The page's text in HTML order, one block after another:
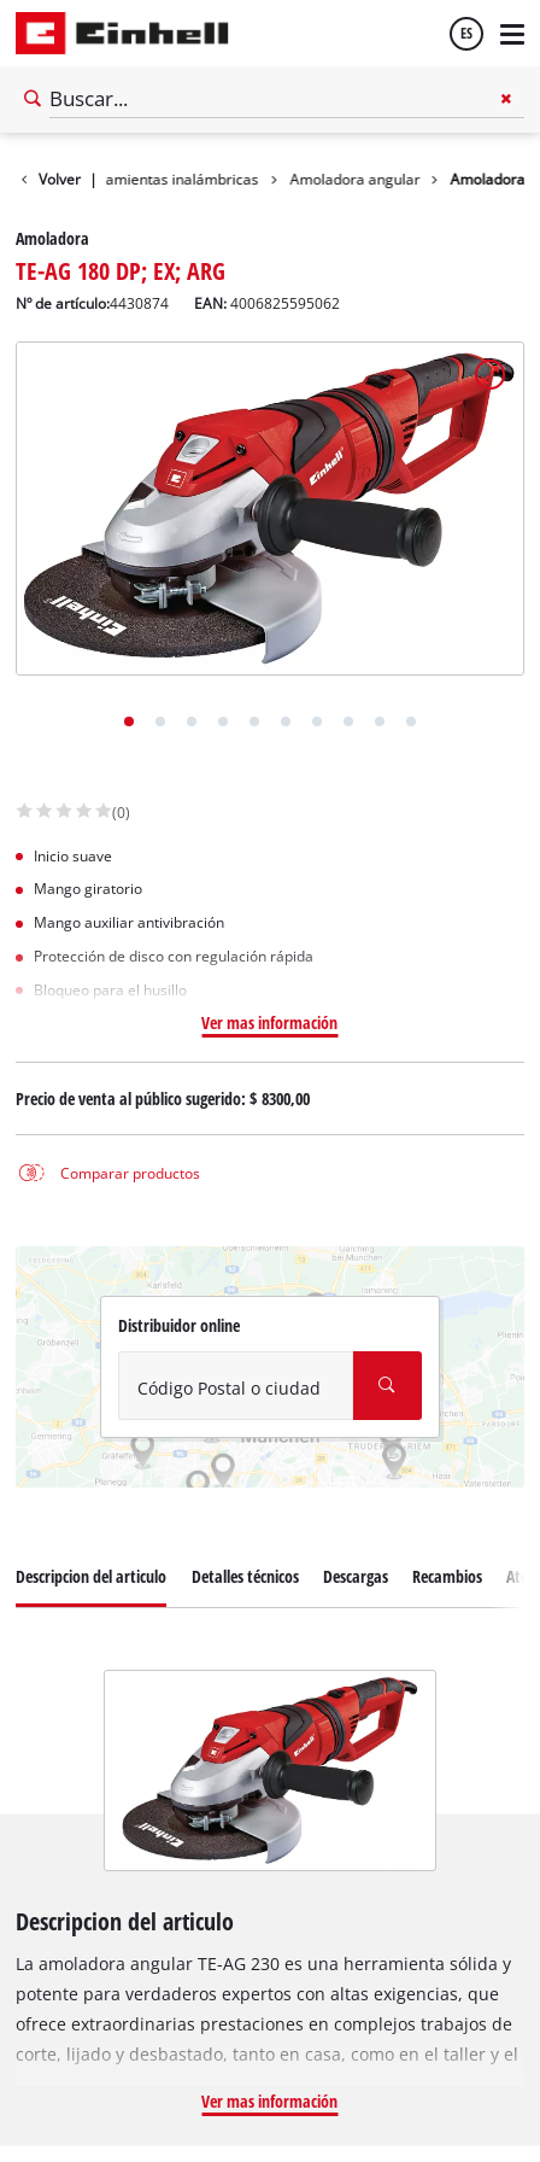
ES
Volver |
Taller Herramientas inalámbricas Amoladora angular Amoladora
Amoladora
TE-AG 180 DP; EX; ARG
Nº de artículo:4430874 EAN:4006825595062
(0)
Inicio suave
Mango giratorio
Mango auxiliar antivibración
Protección de disco con regulación rápida
Bloqueo para el husillo
Ver mas información
Precio de venta al público sugerido:$ 8300,00
Comparar productos
Distribuidor online
Código Postal o ciudad
Descripcion del articulo Detalles técnicos Descargas Recambios
Descripcion del articulo
La amoladora angular TE-AG 230 es una herramienta sólida y
potente para verdaderos expertos con altas exigencias, que
ofrece extraordinarias prestaciones en complejos trabajos de
corte, lijado y desbastado, tanto en casa, como en el taller y el
flexibilidad a la hora de trabajar. Además, su mango principal
Ver mas información